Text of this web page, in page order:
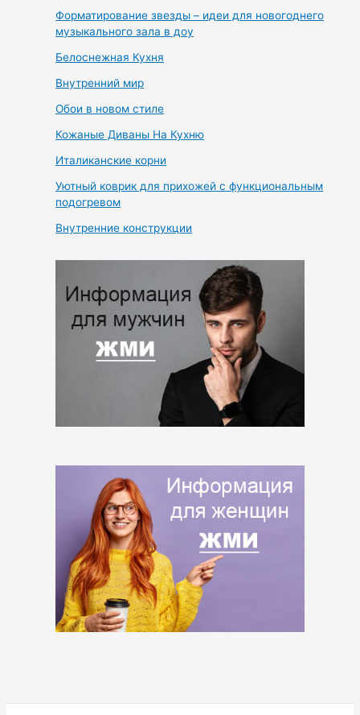
Форматирование звезды – идеи для новогоднего
музыкального зала в доу
Белоснежная Кухня
Внутренний мир
Обои в новом стиле
Кожаные Диваны На Кухню
Италиканские корни
Уютный коврик для прихожей с функциональным
подогревом
Внутренние конструкции